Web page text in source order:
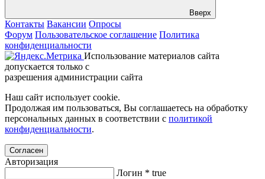
Вверх
Контакты Вакансии Опросы
Форум Пользовательское соглашение Политика
конфиденциальности
Использование материалов сайта
допускается только с
разрешения администрации сайта
Наш сайт использует cookie.
Продолжая им пользоваться, Вы соглашаетесь на обработку
персональных данных в соответствии с политикой
конфиденциальности.
Согласен
Авторизация
Логин * true